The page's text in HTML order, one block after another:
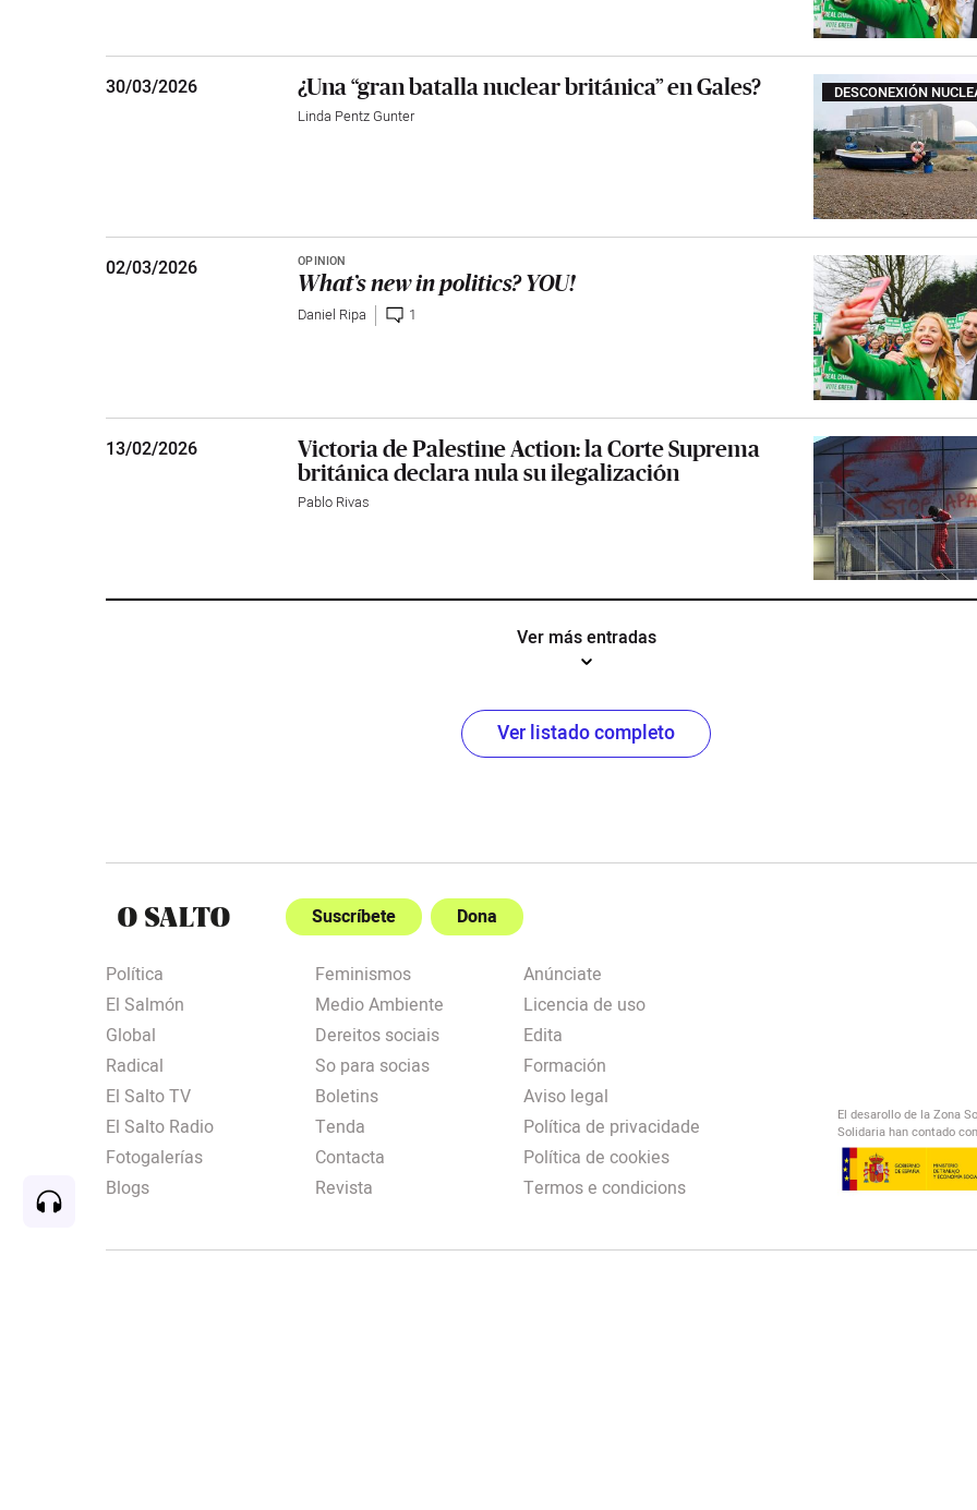
DESCONEXIÓN
30/03/2026 ¿Una “gran batalla nuclear británica” en Gales?
Linda Pentz Gunter
02/03/2026 OPINIÓN
What’s new in politics? YOU!
Daniel Ripa 1
13/02/2026
Victoria de Palestine Action: la Corte Suprema
británica declara nula su ilegalización
Pablo Rivas
Ver más entradas
Ver listado completo
Suscríbete Dona
Política
El Salmón
Global
Radical
El Salto TV
El Salto Radio
Fotogalerías
Blogs
Feminismos
Medio Ambiente
Dereitos sociais
So para socias
Boletins
Tenda
Contacta
Revista
Anúnciate
Licencia de uso
Edita
Formación
Aviso legal
Política de privacidade
Política de cookies
Termos e condicions
El desarollo de la Zona
Solidaria han contado